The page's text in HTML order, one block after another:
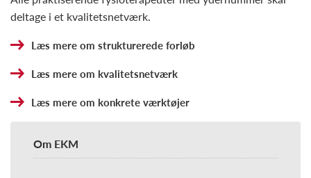
deltage i et kvalitetsnetværk.
Læs mere om strukturerede forløb
Læs mere om kvalitetsnetværk
Læs mere om konkrete værktøjer
Om EKM